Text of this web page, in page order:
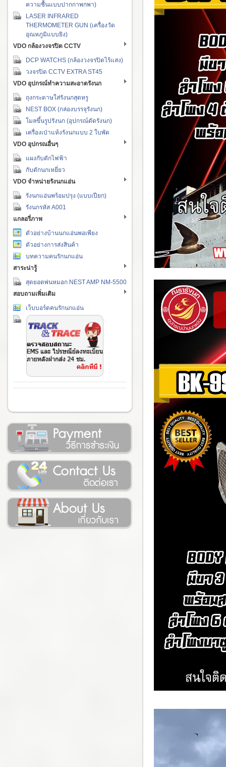
ความชื้นแบบปากกาพกพา)
LASER INFRARED
THERMOMETER GUN (เครื่องวัด
อุณหภูมิแบบยิง)
VDO กล้องวงจรปิด CCTV
DCP WATCHS (กล้องวงจรปิดไร้แสง)
วงจรปิด CCTV EXTRA ST45
VDO อุปกรณ์ทำความสะอาดรังนก
ถุงกระดาษใส่รังนกสุดหรู
NEST BOX (กล่องบรรจุรังนก)
โมลขึ้นรูปรังนก (อุปกรณ์ดัดรังนก)
เครื่องเป่าแห้งรังนกแบบ 2 ใบพัด
VDO อุปกรณอื่นๆ
แผงกับดักไฟฟ้า
กับดักนกเหยี่ยว
VDO จำหน่ายรังนกแอ่น
รังนกแอ่นพร้อมปรุง (แบบเปียก)
รังนกรหัส A001
แกลอรี่ภาพ
ตัวอย่างบ้านนกแอ่นพอเพียง
ตัวอย่างการส่งสินค้า
บทความคนรักนกแอ่น
สาระน่ารู้
สุดยอดพ่นหมอก NEST AMP NM-5500
สอบถามเพิ่มเติม
เว็บบอร์ดคนรักนกแอ่น